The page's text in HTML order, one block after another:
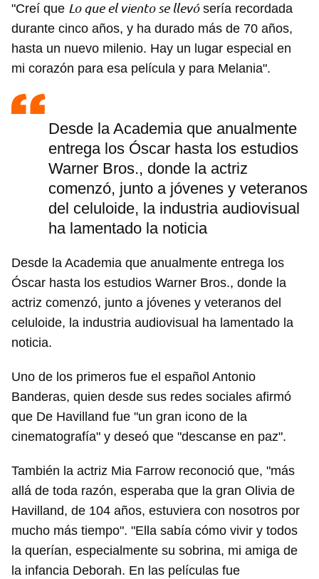
Guardar como favorito
Para poder guardar como favorito, primero has de
iniciar sesión con tu cuenta de 14ymedio.
INICIAR SESIÓN CANCELAR
"Creí que Lo que el viento se llevósería recordada
durante cinco años, y ha durado más de 70 años,
hasta un nuevo milenio. Hay un lugar especial en
mi corazón para esa película y para Melania".
Desde la Academia que anualmente
entrega los Óscar hasta los estudios
Warner Bros., donde la actriz
comenzó, junto a jóvenes y veteranos
del celuloide, la industria audiovisual
ha lamentado la noticia
Desde la Academia que anualmente entrega los
Óscar hasta los estudios Warner Bros., donde la
actriz comenzó, junto a jóvenes y veteranos del
celuloide, la industria audiovisual ha lamentado la
noticia.
Uno de los primeros fue el español Antonio
Banderas, quien desde sus redes sociales afirmó
que De Havilland fue "un gran icono de la
cinematografía" y deseó que "descanse en paz".
También la actriz Mia Farrow reconoció que, "más
allá de toda razón, esperaba que la gran Olivia de
Havilland, de 104 años, estuviera con nosotros por
mucho más tiempo". "Ella sabía cómo vivir y todos
la querían, especialmente su sobrina, mi amiga de
la infancia Deborah. En las películas fue